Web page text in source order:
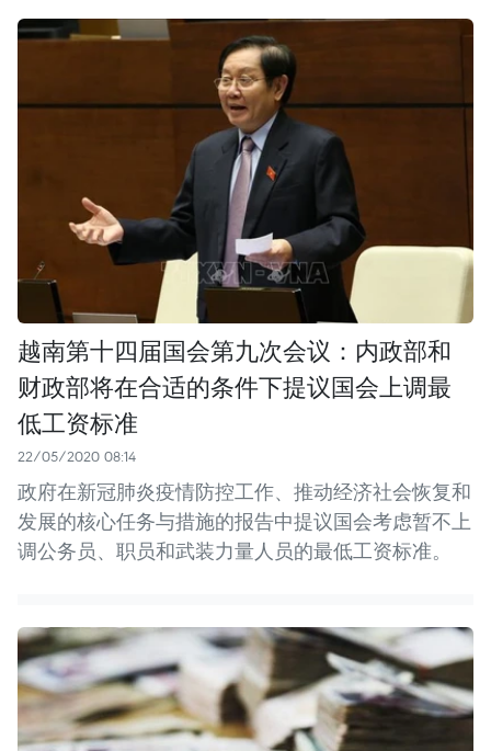
越南第十四届国会第九次会议：内政部和
财政部将在合适的条件下提议国会上调最
低工资标准
22/05/2020 08:14
政府在新冠肺炎疫情防控工作、推动经济社会恢复和
发展的核心任务与措施的报告中提议国会考虑暂不上
调公务员、职员和武装力量人员的最低工资标准。